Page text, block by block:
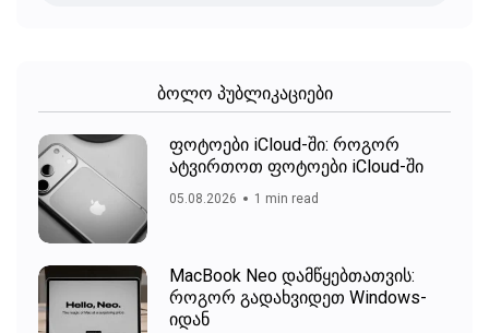
ბოლო პუბლიკაციები
ფოტოები iCloud-ში: როგორ
ატვირთოთ ფოტოები iCloud-ში
05.08.2026 1 min read
MacBook Neo დამწყებთათვის:
როგორ გადახვიდეთ Windows-
იდან